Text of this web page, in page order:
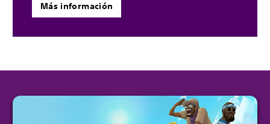
Más información